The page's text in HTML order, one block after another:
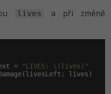
lives
a při změně
=
"LIVES: \(lives)"
lives)